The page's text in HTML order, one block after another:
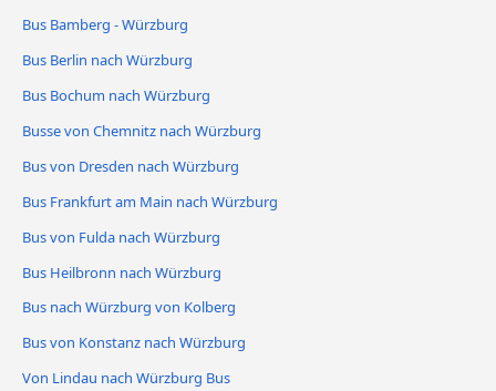
Bus Bamberg - Würzburg
Bus Berlin nach Würzburg
Bus Bochum nach Würzburg
Busse von Chemnitz nach Würzburg
Bus von Dresden nach Würzburg
Bus Frankfurt am Main nach Würzburg
Bus von Fulda nach Würzburg
Bus Heilbronn nach Würzburg
Bus nach Würzburg von Kolberg
Bus von Konstanz nach Würzburg
Von Lindau nach Würzburg Bus